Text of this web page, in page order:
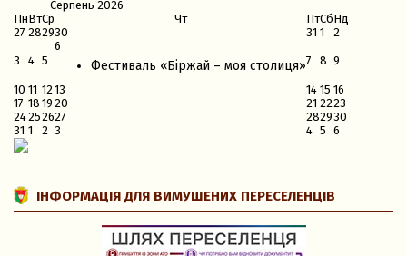
Серпень 2026
ПнВтСр Чт ПтСбНд
27 282930 31 1 2
3 4 5
6
Фестиваль «Біржай – моя столиця»7 8 9
10 11 1213 14 15 16
17 18 19 20 21 2223
24252627 282930
31 1 2 3 4 5 6
ІНФОРМАЦІЯ ДЛЯ ВИМУШЕНИХ ПЕРЕСЕЛЕНЦІВ